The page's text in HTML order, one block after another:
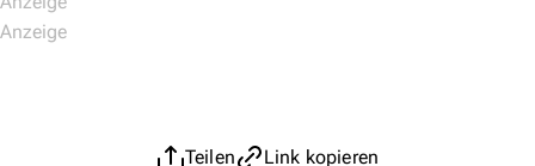
Teilen
Link kopieren